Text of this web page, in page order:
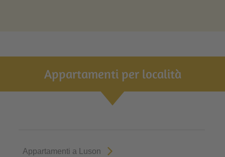
Appartamenti per località
Appartamenti a Luson